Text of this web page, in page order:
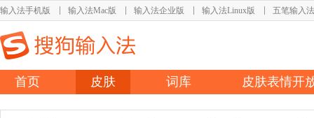
输入法手机版 输入法Mac版 输入法企业版 输入法Linux版 五笔输入法
首页 皮肤 词库 皮肤表情开